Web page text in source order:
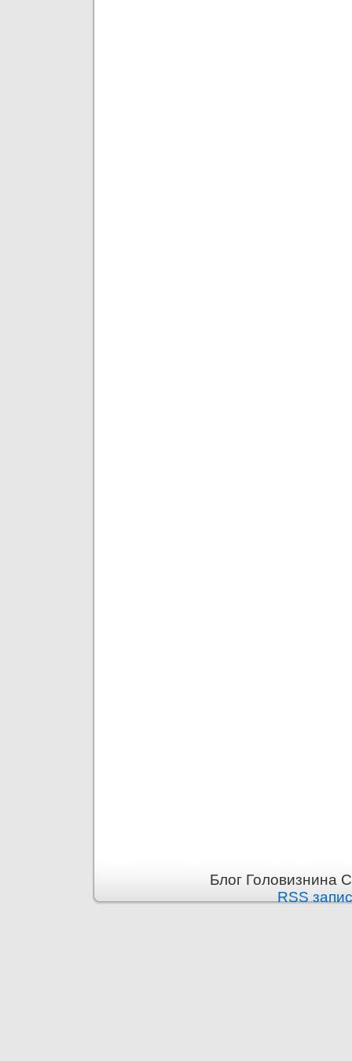
Блог Головизнина
RSS